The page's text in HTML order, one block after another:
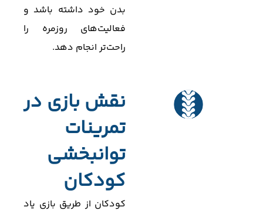
بدن خود داشته باشد و
فعالیت‌های روزمره را
راحت‌تر انجام دهد.
نقش بازی در
تمرینات
توانبخشی
کودکان
کودکان از طریق بازی یاد